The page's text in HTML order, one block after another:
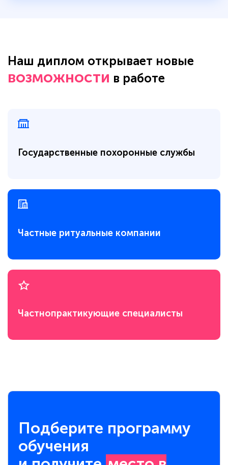
Наш диплом открывает новые
возможности в работе
Государственные похоронные службы
Частные ритуальные компании
Частнопрактикующие специалисты
Подберите программу
обучения